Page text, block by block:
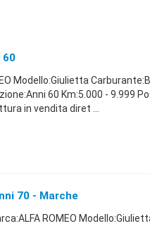
60
Modello:Giulietta
60 Km:5.000 - 9.999
in vendita diret ...
70 - Marche
ROMEO